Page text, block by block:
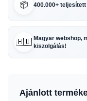
📦 400.000+
🇭🇺 Magyar webshop,
kiszolgálás!
Ajánlott